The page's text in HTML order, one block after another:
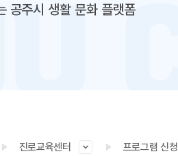
공주시 생활 문화 플랫폼
진로교육센터 프로그램 신청